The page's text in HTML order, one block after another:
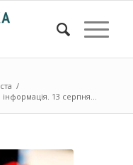
/
13 серпня ...